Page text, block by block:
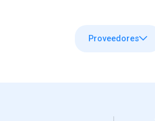
Proveedores